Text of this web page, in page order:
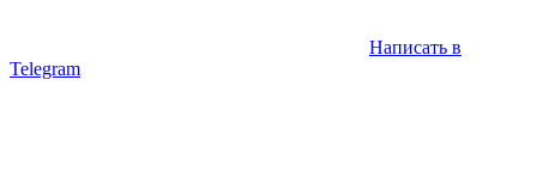
Написать в
Telegram